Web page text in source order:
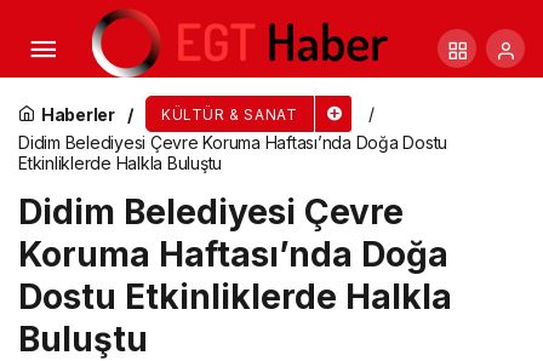
Haberler KÜLTÜR & SANAT
Didim Belediyesi Çevre Koruma Haftası’nda Doğa Dostu
Etkinliklerde Halkla Buluştu
Didim Belediyesi Çevre
Koruma Haftası’nda Doğa
Dostu Etkinliklerde Halkla
Buluştu
En İyi Dostlar, En Büyük Düşmanlara Dönüşüyor